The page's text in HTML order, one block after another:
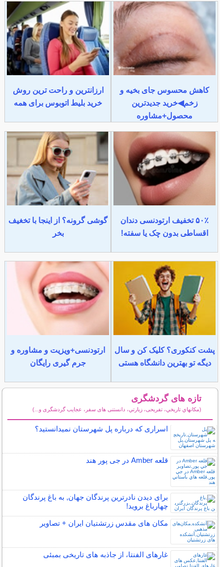
کاهش محسوس جای بخیه و
زخم◀خرید جدیدترین
محصول+مشاوره
ارزانترین و راحت ترین روش
خرید بلیط اتوبوس برای همه
۵۰٪ تخفیف ارتودنسی دندان
اقساطی بدون چک یا سفته!
گوشی گرونه؟ از اینجا با تخغیف
بخر
پشت کنکوری؟ کلیک کن و سال
دیگه تو بهترین دانشگاه هستی
ارتودنسی+ویزیت و مشاوره و
جرم گیری رایگان
تازه های گردشگری
(مكانهاي تاريخي، تفریحی، زيارتي، دانستنی های سفر، عجایب گردشگری و...)
اسراری که درباره پل شهرستان نمیدانستید؟
قلعه Amber در جی پور هند
برای دیدن نادرترین پرندگان جهان, به باغ پرندگان
چهارباغ بروید!
مکان‌ های مقدس زرتشتیان ایران + تصاویر
غارهای الفنتا، از جاذبه های تاریخی بمبئی